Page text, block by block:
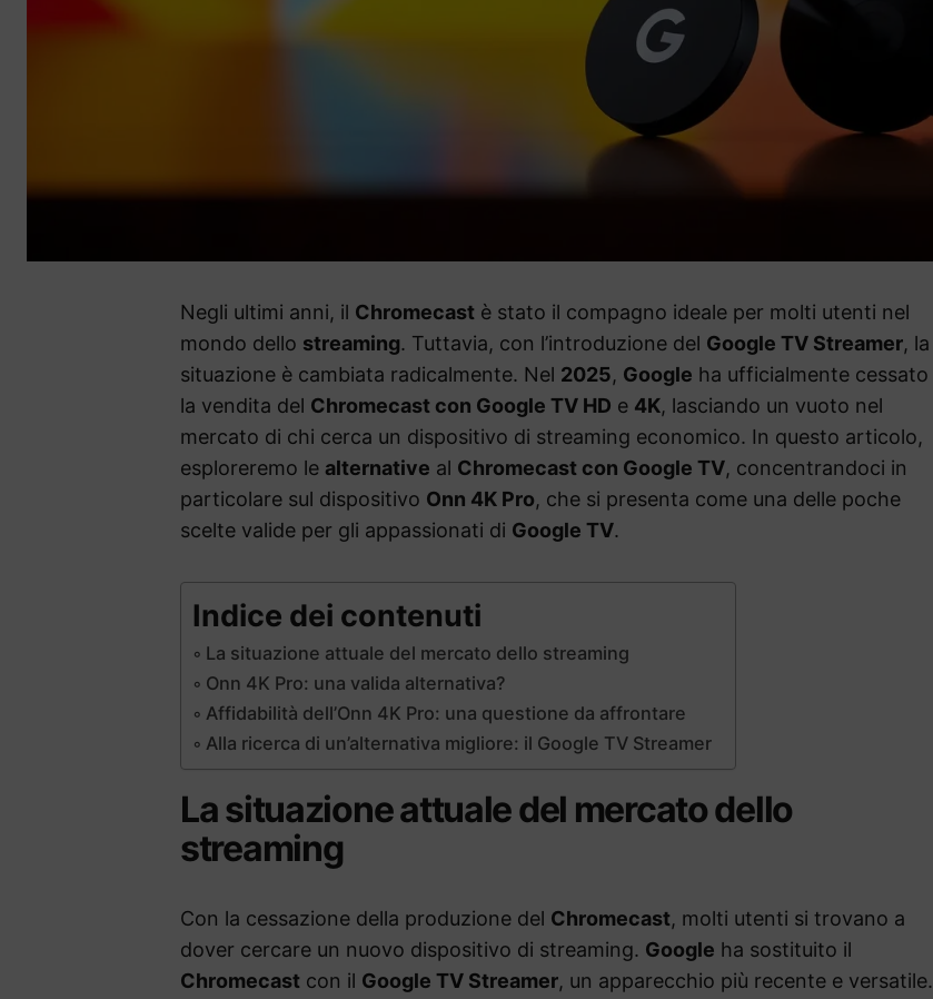
Negli ultimi anni, il Chromecast è stato il compagno ideale per molti utenti nel
mondo dello streaming. Tuttavia, con l’introduzione del Google TV Streamer, la
situazione è cambiata radicalmente. Nel 2025, Google ha ufficialmente cessato
la vendita del Chromecast con Google TV HD e 4K, lasciando un vuoto nel
mercato di chi cerca un dispositivo di streaming economico. In questo articolo,
esploreremo le alternative al Chromecast con Google TV, concentrandoci in
particolare sul dispositivo Onn 4K Pro, che si presenta come una delle poche
scelte valide per gli appassionati di Google TV.
Indice dei contenuti
La situazione attuale del mercato dello streaming
Onn 4K Pro: una valida alternativa?
Affidabilità dell’Onn 4K Pro: una questione da affrontare
Alla ricerca di un’alternativa migliore: il Google TV Streamer
La situazione attuale del mercato dello
streaming
Con la cessazione della produzione del Chromecast, molti utenti si trovano a
dover cercare un nuovo dispositivo di streaming. Google ha sostituito il
Chromecast con il Google TV Streamer, un apparecchio più recente e versatile.